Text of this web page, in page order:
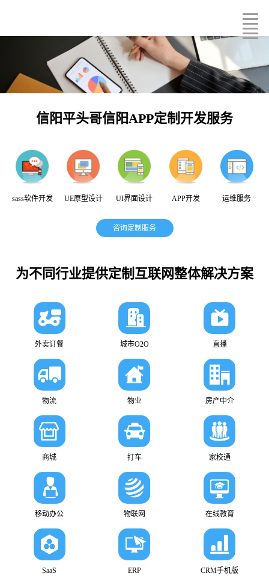
信阳平头哥信阳APP定制开发服务
sass软件开发 UE原型设计 UI界面设计 APP开发 运维服务
咨询定制服务
为不同行业提供定制互联网整体解决方案
外卖订餐 城市O2O 直播
物流 物业 房产中介
商城 打车 家校通
移动办公 物联网 在线教育
SaaS ERP CRM手机版